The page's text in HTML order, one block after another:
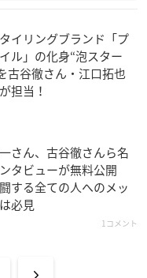
イリングブランド「プ
ル」の化身“泡スター
古谷徹さん・江口拓也
担当！
さん、古谷徹さんら名
タビューが無料公開
する全ての人へのメッ
必見
1コメント